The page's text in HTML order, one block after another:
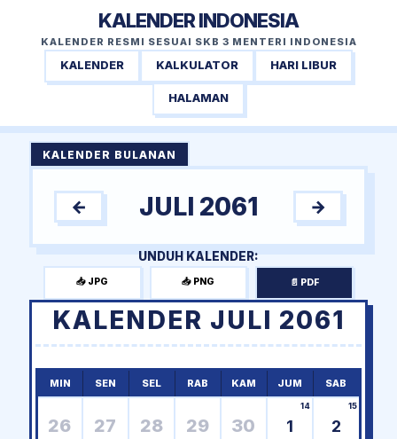
KALENDER INDONESIA
KALENDER RESMI SESUAI SKB 3 MENTERI INDONESIA
KALENDER KALKULATOR HARI LIBUR
HALAMAN
KALENDER BULANAN
← JULI 2061 →
UNDUH KALENDER:
📥 JPG 📥 PNG 📄 PDF
KALENDER JULI 2061
MIN SEN SEL RAB KAM JUM SAB
26 27 28 29 30 1
14
2
15